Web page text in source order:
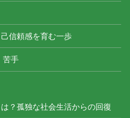
信頼感を育む一歩
苦手
？孤独な社会生活からの回復